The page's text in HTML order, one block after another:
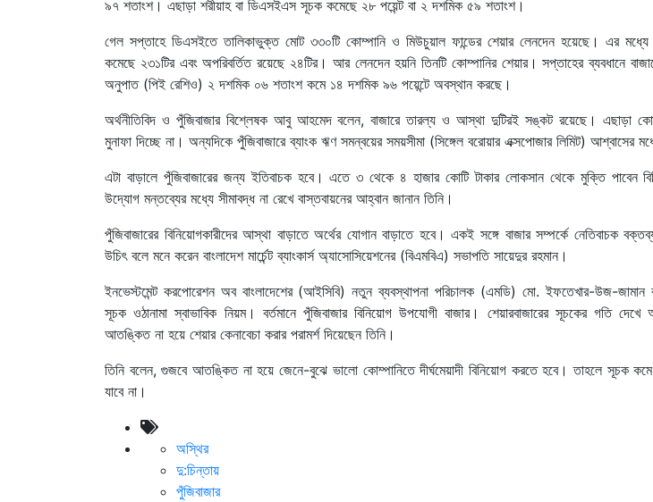
৯৭ শতাংশ। এছাড়া শরীয়াহ বা ডিএসইএস সূচক কমেছে ২৮ পয়েন্ট বা ২ দশমিক ৫৯ শতাংশ।
গেল সপ্তাহে ডিএসইতে তালিকাভুক্ত মোট ৩৩০টি কোম্পানি ও মিউচুয়াল ফান্ডের শেয়ার লেনদেন হয়েছে। এর মধ্যে
কমেছে ২৩১টির এবং অপরিবর্তিত রয়েছে ২৪টির। আর লেনদেন হয়নি তিনটি কোম্পানির শেয়ার। সপ্তাহের ব্যবধানে
অনুপাত (পিই রেশিও) ২ দশমিক ০৬ শতাংশ কমে ১৪ দশমিক ৯৬ পয়েন্টে অবস্থান করছে।
অর্থনীতিবিদ ও পুঁজিবাজার বিশ্লেষক আবু আহমেদ বলেন, বাজারে তারল্য ও আস্থা দুটিরই সঙ্কট রয়েছে। এছাড়া
মুনাফা দিচ্ছে না। অন্যদিকে পুঁজিবাজারে ব্যাংক ঋণ সমন্বয়ের সময়সীমা (সিঙ্গেল বরোয়ার এক্সপোজার লিমিট) আশ্বাসের
এটা বাড়ালে পুঁজিবাজারের জন্য ইতিবাচক হবে। এতে ৩ থেকে ৪ হাজার কোটি টাকার লোকসান থেকে মুক্তি পাবেন
উদ্যোগ মন্তব্যের মধ্যে সীমাবদ্ধ না রেখে বাস্তবায়নের আহ্বান জানান তিনি।
পুঁজিবাজারের বিনিয়োগকারীদের আস্থা বাড়াতে অর্থের যোগান বাড়াতে হবে। একই সঙ্গে বাজার সম্পর্কে নেতিবাচক
উচিৎ বলে মনে করেন বাংলাদেশ মার্চেন্ট ব্যাংকার্স অ্যাসোসিয়েশনের (বিএমবিএ) সভাপতি সায়েদুর রহমান।
ইনভেস্টমেন্ট করপোরেশন অব বাংলাদেশের (আইসিবি) নতুন ব্যবস্থাপনা পরিচালক (এমডি) মো. ইফতেখার-উজ-জামান
সূচক ওঠানামা স্বাভাবিক নিয়ম। বর্তমানে পুঁজিবাজার বিনিয়োগ উপযোগী বাজার। শেয়ারবাজারের সূচকের গতি দেখে
আতঙ্কিত না হয়ে শেয়ার কেনাবেচা করার পরামর্শ দিয়েছেন তিনি।
তিনি বলেন, গুজবে আতঙ্কিত না হয়ে জেনে-বুঝে ভালো কোম্পানিতে দীর্ঘমেয়াদী বিনিয়োগ করতে হবে। তাহলে সূচক
যাবে না।
অস্থির
দু:চিন্তায়
পুঁজিবাজার